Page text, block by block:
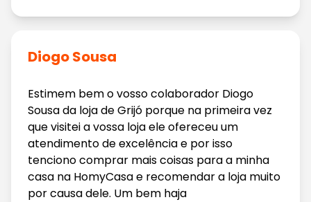
Diogo Sousa
Estimem bem o vosso colaborador Diogo
Sousa da loja de Grijó porque na primeira vez
que visitei a vossa loja ele ofereceu um
atendimento de excelência e por isso
tenciono comprar mais coisas para a minha
casa na HomyCasa e recomendar a loja muito
por causa dele. Um bem haja